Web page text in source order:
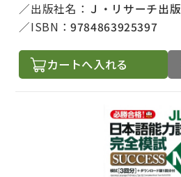
出版社名： Ｊ・リサーチ出版
ISBN：9784863925397
カートへ入れる